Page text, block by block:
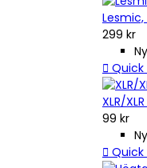
299 kr
Ny
 Quick
XLR/
99 kr
Ny
 Quick